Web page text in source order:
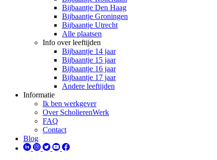
Bijbaantje Den Haag
Bijbaantje Groningen
Bijbaantje Utrecht
Alle plaatsen
Info over leeftijden
Bijbaantje 14 jaar
Bijbaantje 15 jaar
Bijbaantje 16 jaar
Bijbaantje 17 jaar
Andere leeftijden
Informatie
Ik ben werkgever
Over ScholierenWerk
FAQ
Contact
Blog